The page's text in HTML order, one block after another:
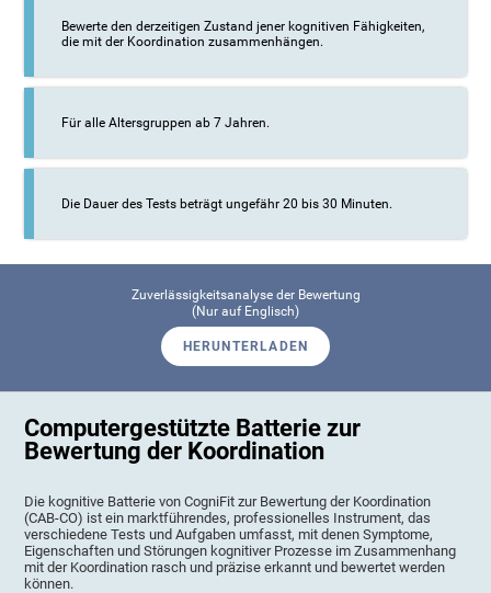
Bewerte den derzeitigen Zustand jener kognitiven Fähigkeiten,
die mit der Koordination zusammenhängen.
Für alle Altersgruppen ab 7 Jahren.
Die Dauer des Tests beträgt ungefähr 20 bis 30 Minuten.
Zuverlässigkeitsanalyse der Bewertung
(Nur auf Englisch)
HERUNTERLADEN
Computergestützte Batterie zur
Bewertung der Koordination
Die kognitive Batterie von CogniFit zur Bewertung der Koordination
(CAB-CO) ist ein marktführendes, professionelles Instrument, das
verschiedene Tests und Aufgaben umfasst, mit denen Symptome,
Eigenschaften und Störungen kognitiver Prozesse im Zusammenhang
mit der Koordination rasch und präzise erkannt und bewertet werden
können.